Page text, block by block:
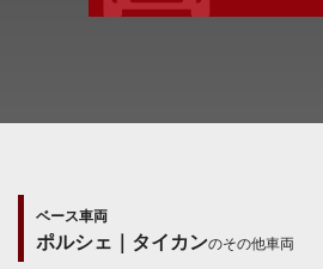
ベース車両
ポルシェ｜タイカンのその他車両